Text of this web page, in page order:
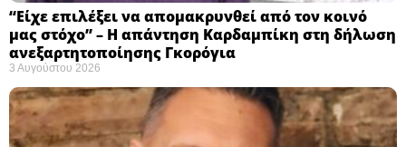
“Είχε επιλέξει να απομακρυνθεί από τον κοινό
μας στόχο” – Η απάντηση Καρδαμπίκη στη δήλωση
ανεξαρτητοποίησης Γκορόγια
3 Αυγούστου 2026